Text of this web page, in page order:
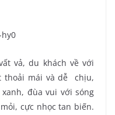
vả, du khách về với
thoải mái và dễ chịu,
đùa vui với sóng
cực nhọc tan biến.